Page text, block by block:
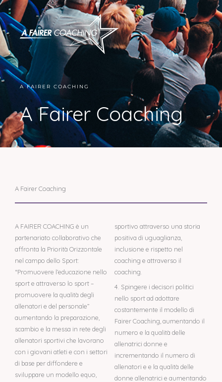
A FAIRER COACHING
A Fairer Coaching
A Fairer Coaching
A FAIRER COACHING è un
partenariato collaborativo che
affronta la Priorità Orizzontale
nel campo dello Sport:
“Promuovere l’educazione nello
sport e attraverso lo sport –
promuovere la qualità degli
allenatori e del personale”
aumentando la preparazione,
scambio e la messa in rete degli
allenatori sportivi che lavorano
con i giovani atleti e con i settori
di base per diffondere e
sviluppare un modello equo,
sportivo attraverso una storia
positiva di uguaglianza,
inclusione e rispetto nel
coaching e attraverso il
coaching.
4. Spingere i decisori politici
nello sport ad adottare
costantemente il modello di
Fairer Coaching, aumentando il
numero e la qualità delle
allenatrici donne e
incrementando il numero di
allenatori e e la qualità delle
donne allenatrici e aumentando